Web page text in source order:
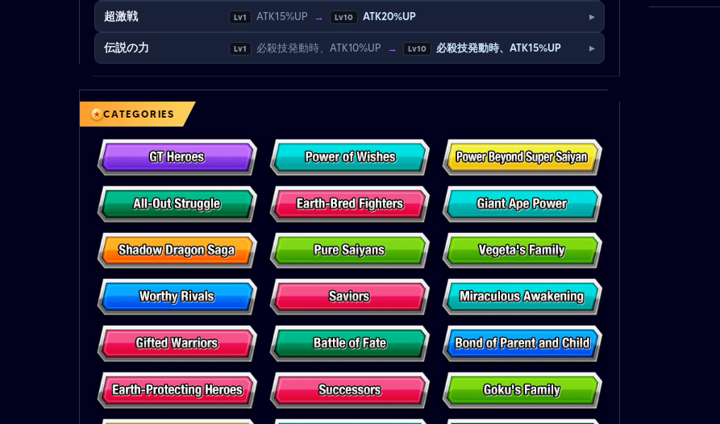
超激戦 Lv1 ATK15%UP → Lv10 ATK20%UP ▸
伝説の力 Lv1 必殺技発動時、ATK10%UP → Lv10 必殺技発動時、ATK15%UP ▸
CATEGORIES